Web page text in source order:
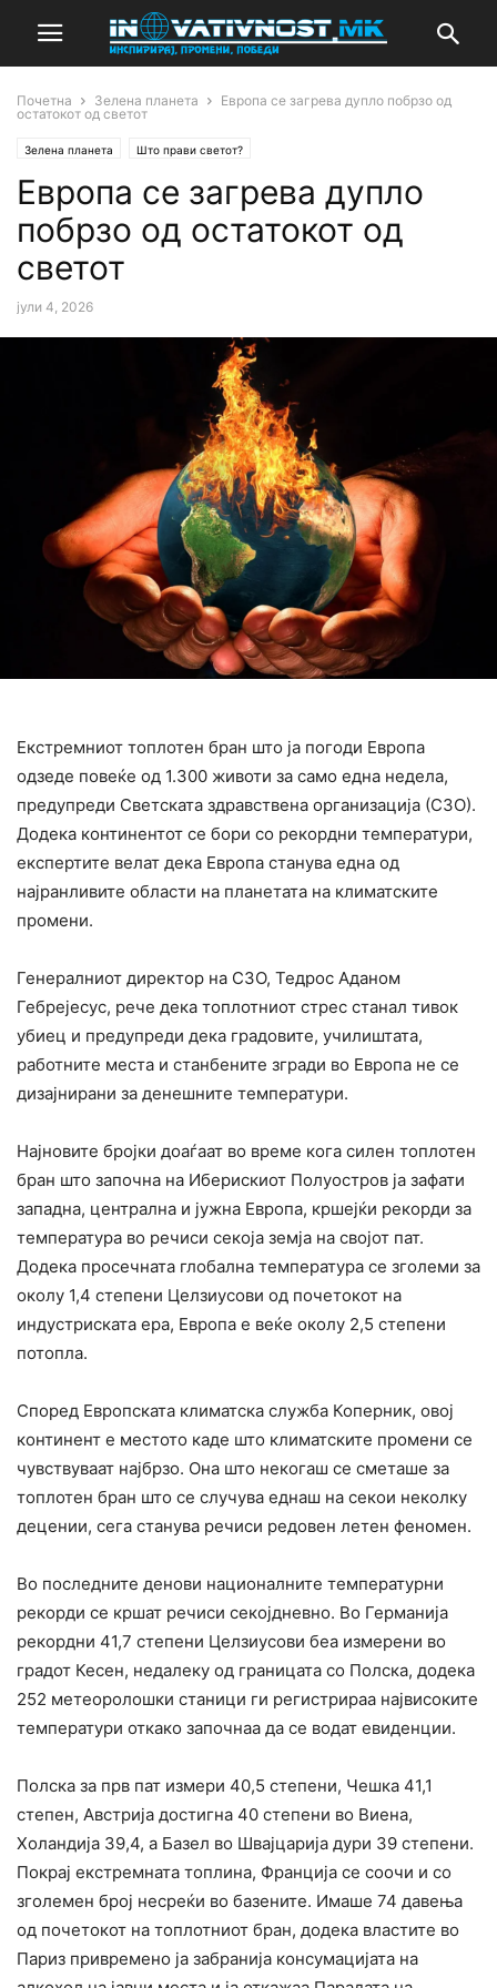
Почетна Зелена планета
Европа се загрева дупло побрзо од
остатокот од светот
Зелена планета Што прави светот?
Европа се загрева дупло
побрзо од остатокот од
светот
јули 4, 2026
Екстремниот топлотен бран што ја погоди Европа
одзеде повеќе од 1.300 животи за само една недела,
предупреди Светската здравствена организација (СЗО).
Додека континентот се бори со рекордни температури,
експертите велат дека Европа станува една од
најранливите области на планетата на климатските
промени.
Генералниот директор на СЗО, Тедрос Аданом
Гебрејесус, рече дека топлотниот стрес станал тивок
убиец и предупреди дека градовите, училиштата,
работните места и станбените згради во Европа не се
дизајнирани за денешните температури.
Најновите бројки доаѓаат во време кога силен топлотен
бран што започна на Иберискиот Полуостров ја зафати
западна, централна и јужна Европа, кршејќи рекорди за
температура во речиси секоја земја на својот пат.
Додека просечната глобална температура се зголеми за
околу 1,4 степени Целзиусови од почетокот на
индустриската ера, Европа е веќе околу 2,5 степени
потопла.
Според Европската климатска служба Коперник, овој
континент е местото каде што климатските промени се
чувствуваат најбрзо. Она што некогаш се сметаше за
топлотен бран што се случува еднаш на секои неколку
децении, сега станува речиси редовен летен феномен.
Во последните денови националните температурни
рекорди се кршат речиси секојдневно. Во Германија
рекордни 41,7 степени Целзиусови беа измерени во
градот Кесен, недалеку од границата со Полска, додека
252 метеоролошки станици ги регистрираа највисоките
температури откако започнаа да се водат евиденции.
Полска за прв пат измери 40,5 степени, Чешка 41,1
степен, Австрија достигна 40 степени во Виена,
Холандија 39,4, а Базел во Швајцарија дури 39 степени.
Покрај екстремната топлина, Франција се соочи и со
зголемен број несреќи во базените. Имаше 74 давења
од почетокот на топлотниот бран, додека властите во
Париз привремено ја забранија консумацијата на